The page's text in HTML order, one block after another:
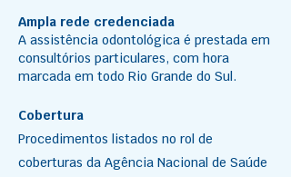
Ampla rede credenciada
A assistência odontológica é prestada em
consultórios particulares, com hora
marcada em todo Rio Grande do Sul.
Cobertura
Procedimentos listados no rol de
coberturas da Agência Nacional de Saúde